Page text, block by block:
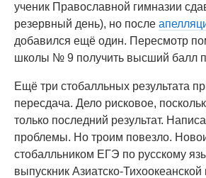
ученик Православной гимназии
резервный день), но после
добавился ещё один. Пересмотр
школы № 9 получить высший балл
Ещё три стобалльных результата
пересдача. Дело рисковое,
только последний результат.
проблемы. Но троим повезло.
стобалльником ЕГЭ по русскому
выпускник Азиатско-